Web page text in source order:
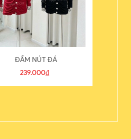
ĐẦM NÚT ĐÁ
239.000₫